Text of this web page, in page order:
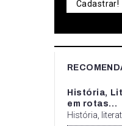
Cadastrar!
História,
em rotas...
História,